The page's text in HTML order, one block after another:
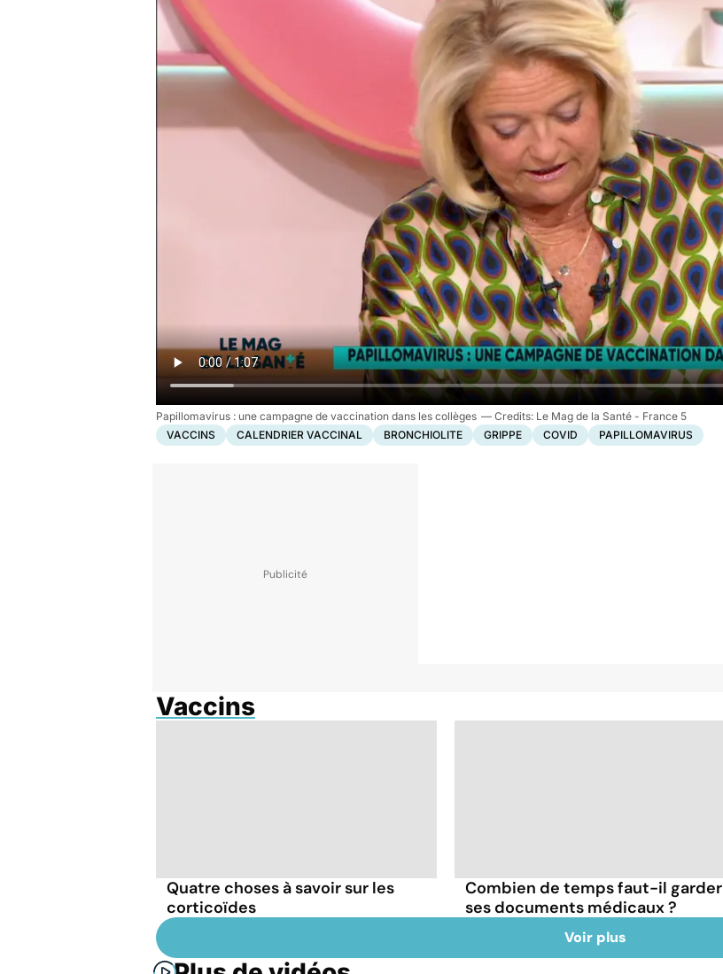
Papillomavirus : une campagne de vaccination dans les collèges
Le Mag de la Santé - France 5
VACCINS
CALENDRIER VACCINAL BRONCHIOLITE GRIPPE COVID PAPILLOMAVIRUS
Vaccins
Quatre choses à savoir sur les
corticoïdes
Combien de temps faut-il garder
ses documents médicaux ?
Voir plus